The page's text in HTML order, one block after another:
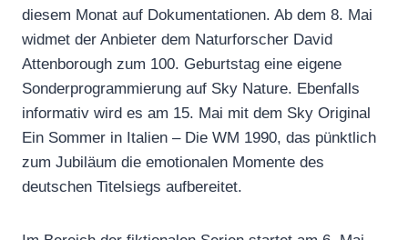
diesem Monat auf Dokumentationen. Ab dem 8. Mai
widmet der Anbieter dem Naturforscher David
Attenborough zum 100. Geburtstag eine eigene
Sonderprogrammierung auf Sky Nature. Ebenfalls
informativ wird es am 15. Mai mit dem Sky Original
Ein Sommer in Italien – Die WM 1990, das pünktlich
zum Jubiläum die emotionalen Momente des
deutschen Titelsiegs aufbereitet.